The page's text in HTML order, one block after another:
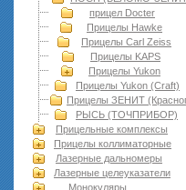
прицел Docter
Прицелы Hawke
Прицелы Carl Zeiss
Прицелы KAPS
Прицелы Yukon
Прицелы Yukon (Craft)
Прицелы ЗЕНИТ
РЫСЬ (ТОЧПРИБОР)
Прицельные комплексы
Прицелы коллиматорные
Лазерные дальномеры
Лазерные целеуказатели
Монокуляры